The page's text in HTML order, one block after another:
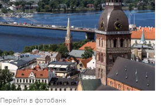
Перейти в фотобанк